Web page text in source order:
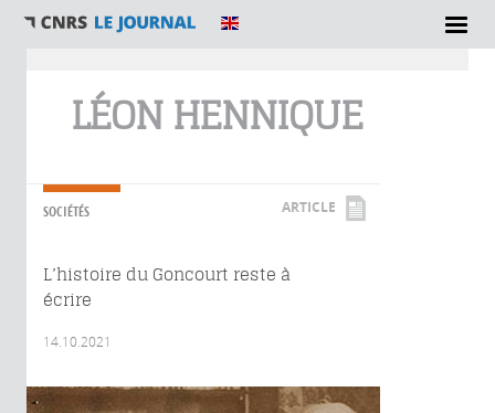
LÉON HENNIQUE
SOCIÉTÉS ARTICLE
L’histoire du Goncourt reste à
écrire
14.10.2021